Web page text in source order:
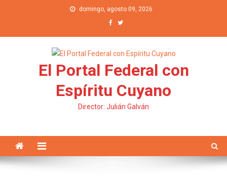
domingo, agosto 09, 2026
El Portal Federal con
Espíritu Cuyano
Director: Julián Galván